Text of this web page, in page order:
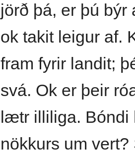
jörð þá, er þú býr
ok takit leigur af.
fram fyrir landit;
svá. Ok er þeir
lætr illiliga.
nökkurs um